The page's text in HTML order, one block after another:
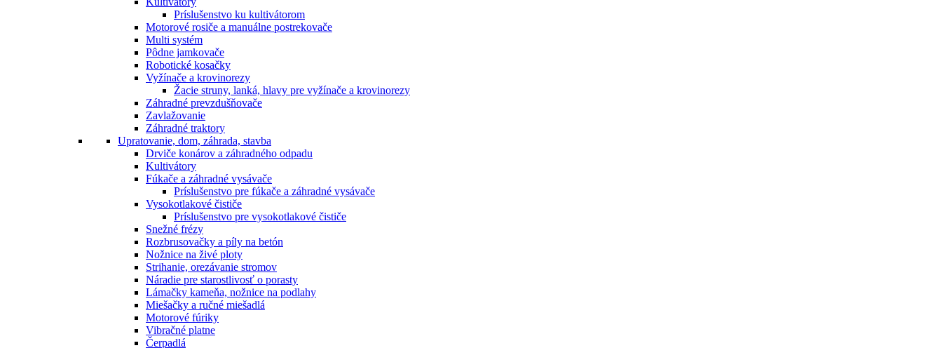
Príslušenstvo ku kultivátorom
Motorové rosiče a manuálne postrekovače
Multi systém
Pôdne jamkovače
Robotické kosačky
Vyžínače a krovinorezy
Žacie struny, lanká, hlavy pre vyžínače a krovinorezy
Záhradné prevzdušňovače
Zavlažovanie
Záhradné traktory
Upratovanie, dom, záhrada, stavba
Drviče konárov a záhradného odpadu
Kultivátory
Fúkače a záhradné vysávače
Príslušenstvo pre fúkače a záhradné vysávače
Vysokotlakové čističe
Príslušenstvo pre vysokotlakové čističe
Snežné frézy
Rozbrusovačky a píly na betón
Nožnice na živé ploty
Strihanie, orezávanie stromov
Náradie pre starostlivosť o porasty
Lámačky kameňa, nožnice na podlahy
Miešačky a ručné miešadlá
Motorové fúriky
Vibračné platne
Čerpadlá